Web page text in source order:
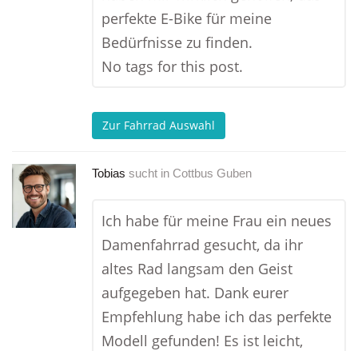
perfekte E-Bike für meine
Bedürfnisse zu finden.
No tags for this post.
Zur Fahrrad Auswahl
Tobias sucht in Cottbus Guben
Ich habe für meine Frau ein neues
Damenfahrrad gesucht, da ihr
altes Rad langsam den Geist
aufgegeben hat. Dank eurer
Empfehlung habe ich das perfekte
Modell gefunden! Es ist leicht,